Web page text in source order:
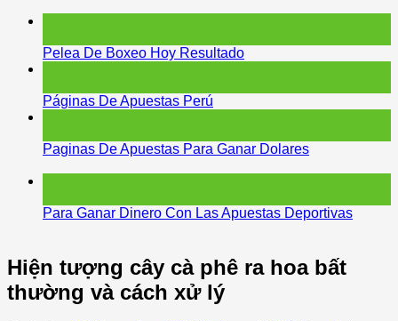
Pelea De Boxeo Hoy Resultado
Páginas De Apuestas Perú
Paginas De Apuestas Para Ganar Dolares
Para Ganar Dinero Con Las Apuestas Deportivas
Hiện tượng cây cà phê ra hoa bất
thường và cách xử lý